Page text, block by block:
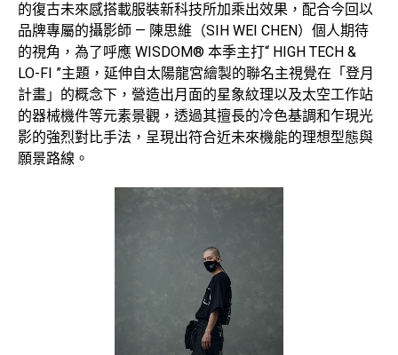
的復古未來感搭載服裝新科技所加乘出效果，配合今回以
品牌專屬的攝影師 — 陳思維（SIH WEI CHEN）個人期待
的視角，為了呼應 WISDOM® 本季主打“ HIGH TECH &
LO-FI ”主題，延伸自太陽龍宮繪製的聯名主視覺在「登月
計畫」的概念下，營造出月面的星象紋理以及太空工作站
的器械機件等元素景觀，透過其擅長的冷色基調和乍現光
影的強烈對比手法，呈現出符合近未來機能的理想型態與
願景路線。